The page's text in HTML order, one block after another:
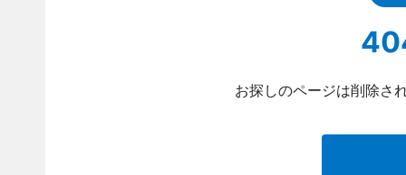
お探しのページは削除さ